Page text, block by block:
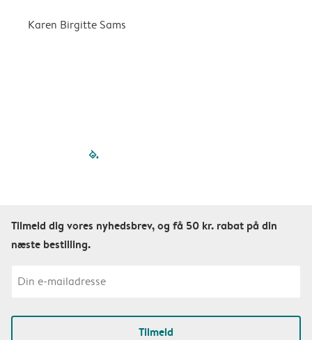
Karen Birgitte Sams
filled-pagination
Tilmeld dig vores nyhedsbrev, og få 50 kr. rabat på din
næste bestilling.
Tilmeld